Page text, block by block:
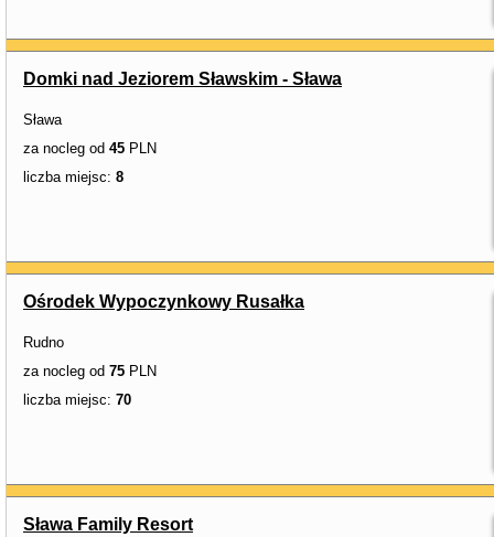
Domki nad Jeziorem Sławskim - Sława
Sława
za nocleg od 45 PLN
liczba miejsc: 8
Ośrodek Wypoczynkowy Rusałka
Rudno
za nocleg od 75 PLN
liczba miejsc: 70
Sława Family Resort